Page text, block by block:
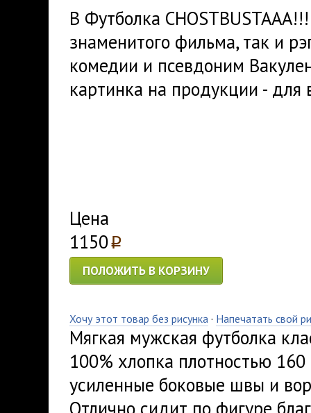
В Футболка
знаменитого фильма, так и
комедии и псевдоним
картинка на продукции -
Цена
1150p
ПОЛОЖИТЬ В КОРЗИНУ
Хочу этот товар без рисунка · Напечатать свой
Мягкая мужская футболка
100% хлопка плотностью
усиленные боковые швы и
Отлично сидит по фигуре